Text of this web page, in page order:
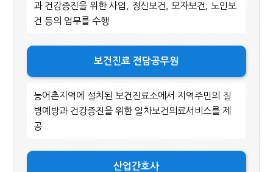
과 건강증진을 위한 사업, 정신보건, 모자보건, 노인보
건 등의 업무를 수행
보건진료 전담공무원
농어촌지역에 설치된 보건진료소에서 지역주민의 질
병예방과 건강증진을 위한 일차보건의료서비스를 제
공
산업간호사